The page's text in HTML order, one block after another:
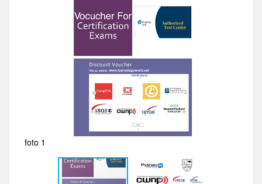
foto 1